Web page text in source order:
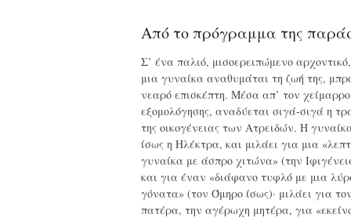
Από το πρόγραμμα της
Σ’ ένα παλιό, μισοερειπώμενο
μια γυναίκα αναθυμάται τη ζωή της,
νεαρό επισκέπτη. Μέσα απ’ τον
εξομολόγησης, αναδύεται σιγά-σιγά η
της οικογένειας των Ατρειδών. Η
ίσως η Ηλέκτρα, και μιλάει για μια
γυναίκα με άσπρο χιτώνα» (την
και για έναν «διάφανο τυφλό με μια
γόνατα» (τον Όμηρο ίσως)· μιλάει για
πατέρα, την αγέρωχη μητέρα, για